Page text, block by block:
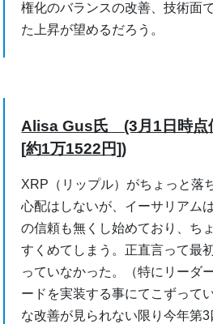
権化のバランスの改善、技術面
た上昇が望めるだろう。
Alisa Gus氏 (3月1日時点
[約1万1522円])
XRP（リップル）がちょっと落
心配はしないが、イーサリアム
の信頼も無くし始めており、ち
すくめてしまう。正直言って最
っていなかった。（特にリーダ
ードを実装する事にてこずって
な改善が見られない限り今年第